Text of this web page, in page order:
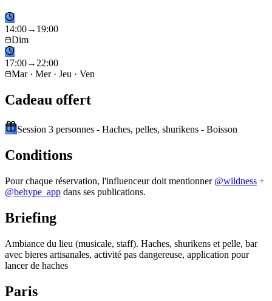
14:00→ 19:00
Dim
17:00→ 22:00
Mar · Mer · Jeu · Ven
Cadeau offert
Session 3 personnes - Haches, pelles, shurikens - Boisson
Conditions
Pour chaque réservation, l'influenceur doit mentionner @wildness +
@behype_app dans ses publications.
Briefing
Ambiance du lieu (musicale, staff). Haches, shurikens et pelle, bar
avec bieres artisanales, activité pas dangereuse, application pour
lancer de haches
Paris